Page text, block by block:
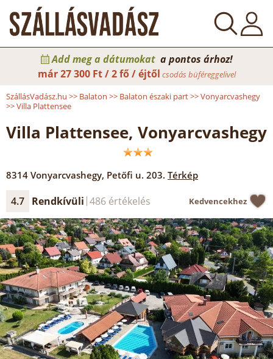
Add meg a dátumokat a pontos árhoz!
már27 300 Ft / 2 fő / éjtől csodás büféreggelivel
SzállásVadász.hu >> Balaton >> Balaton északi part>>Vonyarcvashegy
>>Villa Plattensee
Villa Plattensee, Vonyarcvashegy
8314 Vonyarcvashegy, Petőfi u. 203. Térkép
4.7 Rendkívüli 486 értékelés Kedvencekhez